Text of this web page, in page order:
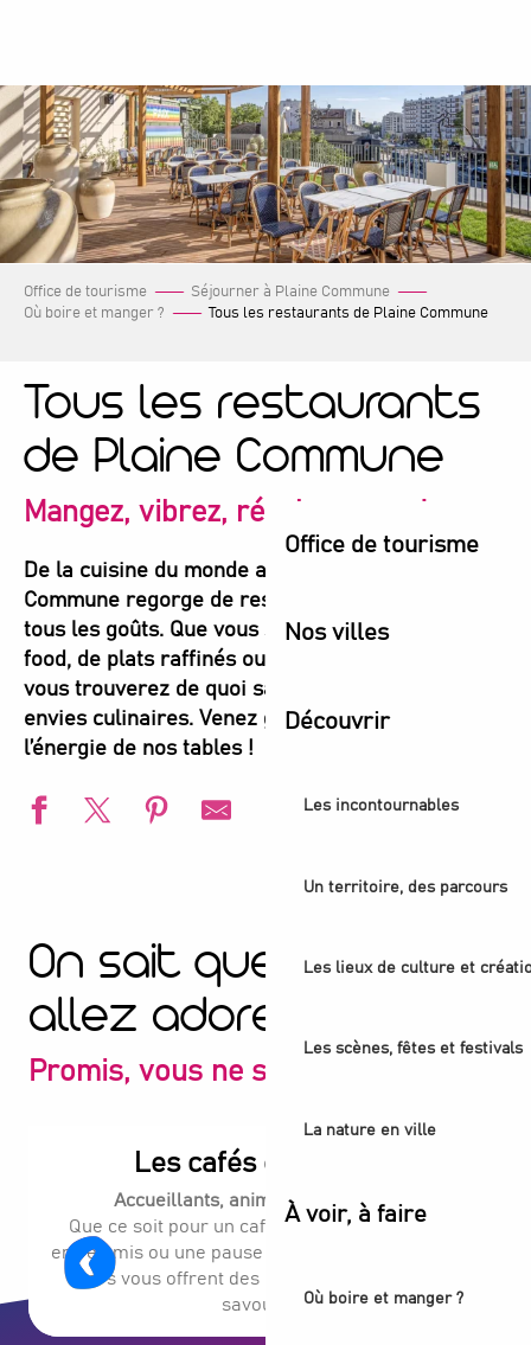
principal
Office de tourisme
Nos villes
Découvrir
Les incontournables
Un territoire, des parcours
Les lieux de culture et
Les scènes, fêtes et festivals
La nature en ville
À voir, à faire
Où boire et manger ?
Office de tourisme
Séjourner à Plaine Commune
Où boire et manger ?
Tous les restaurants de Plaine Commune
Tous les restaurants
de Plaine Commune
Mangez, vibrez, régalez-vous !
De la cuisine du monde aux spots locaux, Plaine
Commune regorge de restaurants sympas pour
tous les goûts. Que vous soyez fans de street
food, de plats raffinés ou de saveurs exotiques,
vous trouverez de quoi satisfaire toutes vos
envies culinaires. Venez goûter à la diversité et à
l’énergie de nos tables !
Restaurant - Maréchal
Restaurant et caviste - Fine Fleur
Restaurant - Majaz
Restaurant - Dame Jeanne
Bar à vins - Li -Mots
Les Mets du Roy
Bonne Aventure
On sait que vous
allez adorer
Promis, vous ne serez pas déçu
Les cafés et les bars
Accueillants, animés, authentiques.
Que ce soit pour un café en terrasse, un verre
entre amis ou une pause gourmande, nos cafés et
bars vous offrent des moments conviviaux à
savourer !